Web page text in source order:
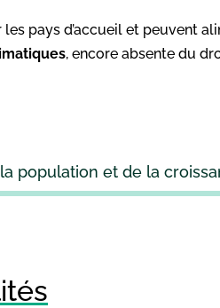
pays d’accueil et peuvent
, encore absente du
population et de la